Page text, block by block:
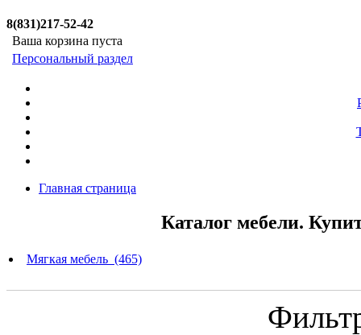
8(831)217-52-42
Ваша корзина пуста
Персональный раздел
Главная страница
Каталог мебели.
Мягкая мебель (465)